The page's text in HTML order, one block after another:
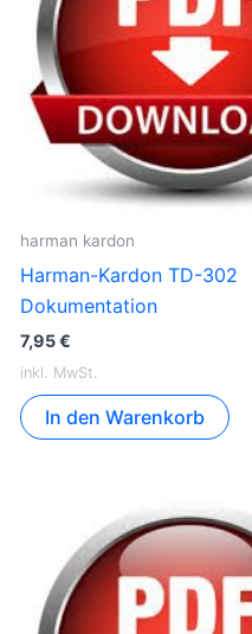
harman kardon
Harman-Kardon TD-302
Dokumentation
7,95€
inkl. MwSt.
In den Warenkorb